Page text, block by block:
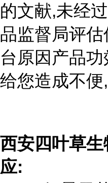
的文献,未经
品监督局评
台原因产品
给您造成不便,
西安四叶草
应: